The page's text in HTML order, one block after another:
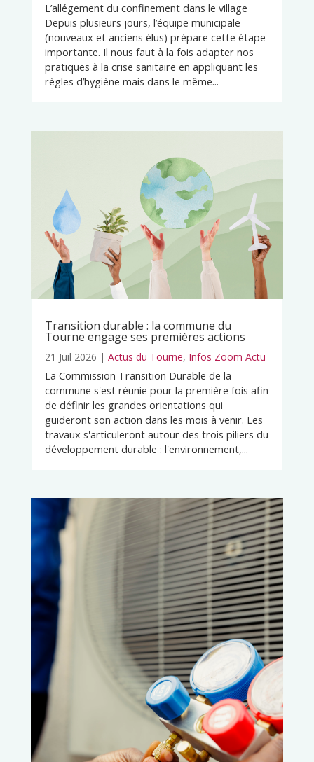
L’allégement du confinement dans le village
Depuis plusieurs jours, l’équipe municipale
(nouveaux et anciens élus) prépare cette étape
importante. Il nous faut à la fois adapter nos
pratiques à la crise sanitaire en appliquant les
règles d’hygiène mais dans le même...
Transition durable : la commune du
Tourne engage ses premières actions
21 Juil 2026 | Actus du Tourne, Infos Zoom Actu
La Commission Transition Durable de la
commune s'est réunie pour la première fois afin
de définir les grandes orientations qui
guideront son action dans les mois à venir. Les
travaux s'articuleront autour des trois piliers du
développement durable : l'environnement,...